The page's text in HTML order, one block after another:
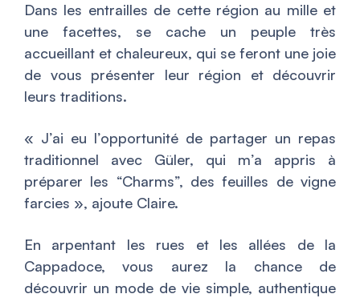
Dans les entrailles de cette région au mille et
une facettes, se cache un peuple très
accueillant et chaleureux, qui se feront une joie
de vous présenter leur région et découvrir
leurs traditions.
« J’ai eu l’opportunité de partager un repas
traditionnel avec Güler, qui m’a appris à
préparer les “Charms”, des feuilles de vigne
farcies », ajoute Claire.
En arpentant les rues et les allées de la
Cappadoce, vous aurez la chance de
découvrir un mode de vie simple, authentique